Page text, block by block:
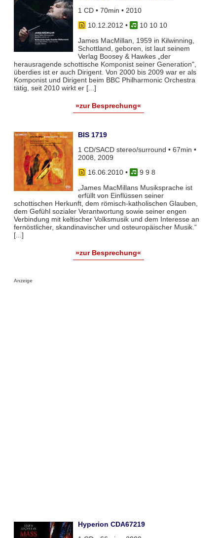
1 CD • 70min • 2010
10.12.2012 •
10 10 10
James MacMillan, 1959 in Kilwinning,
Schottland, geboren, ist laut seinem
Verlag Boosey & Hawkes „der
herausragende schottische Komponist seiner Generation",
überdies ist er auch Dirigent. Von 2000 bis 2009 war er als
Komponist und Dirigent beim BBC Philharmonic Orchestra
tätig, seit 2010 wirkt er [...]
»zur Besprechung«
BIS 1719
1 CD/SACD stereo/surround • 67min •
2008, 2009
16.06.2010•
9 9 8
„James MacMillans Musiksprache ist
erfüllt von Einflüssen seiner
schottischen Herkunft, dem römisch-katholischen Glauben,
dem Gefühl sozialer Verantwortung sowie seiner engen
Verbindung mit keltischer Volksmusik und dem Interesse an
fernöstlicher, skandinavischer und osteuropäischer Musik.“
[...]
»zur Besprechung«
Anzeige
Hyperion CDA67219